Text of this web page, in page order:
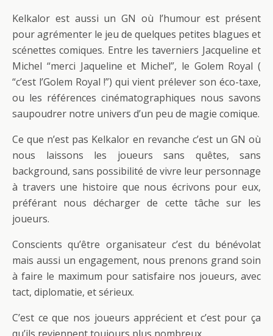
Kelkalor est aussi un GN où l’humour est présent
pour agrémenter le jeu de quelques petites blagues et
scénettes comiques. Entre les taverniers Jacqueline et
Michel “merci Jaqueline et Michel”, le Golem Royal (
“c’est l’Golem Royal !”) qui vient prélever son éco-taxe,
ou les références cinématographiques nous savons
saupoudrer notre univers d’un peu de magie comique.
Ce que n’est pas Kelkalor en revanche c’est un GN où
nous laissons les joueurs sans quêtes, sans
background, sans possibilité de vivre leur personnage
à travers une histoire que nous écrivons pour eux,
préférant nous décharger de cette tâche sur les
joueurs.
Conscients qu’être organisateur c’est du bénévolat
mais aussi un engagement, nous prenons grand soin
à faire le maximum pour satisfaire nos joueurs, avec
tact, diplomatie, et sérieux.
C’est ce que nos joueurs apprécient et c’est pour ça